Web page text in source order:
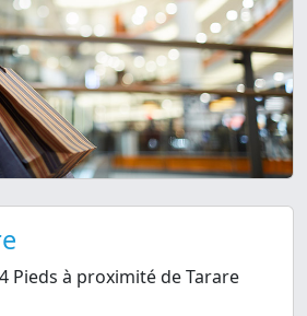
Pieds à proximité de Tarare